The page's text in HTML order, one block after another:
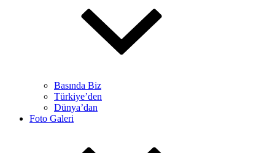
Basında Biz
Türkiye’den
Dünya’dan
Foto Galeri